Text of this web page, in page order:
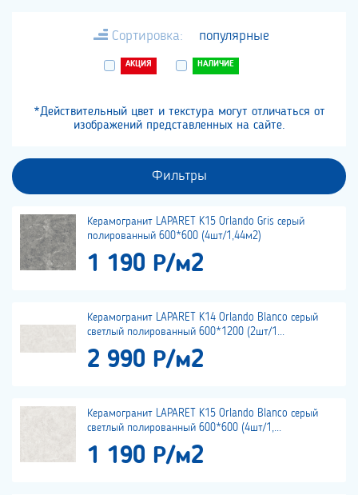
Сортировка: популярные
АКЦИЯ НАЛИЧИЕ
*Действительный цвет и текстура могут отличаться от
изображений представленных на сайте.
Фильтры
Керамогранит LAPARET K15 Orlando Gris серый
полированный 600*600 (4шт/1,44м2)
1 190 Р/м2
Керамогранит LAPARET K14 Orlando Blanco серый
светлый полированный 600*1200 (2шт/1...
2 990 Р/м2
Керамогранит LAPARET K15 Orlando Blanco серый
светлый полированный 600*600 (4шт/1,...
1 190 Р/м2